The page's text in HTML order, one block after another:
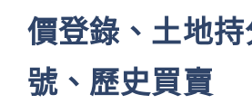
價登錄、土地
號、歷史買賣